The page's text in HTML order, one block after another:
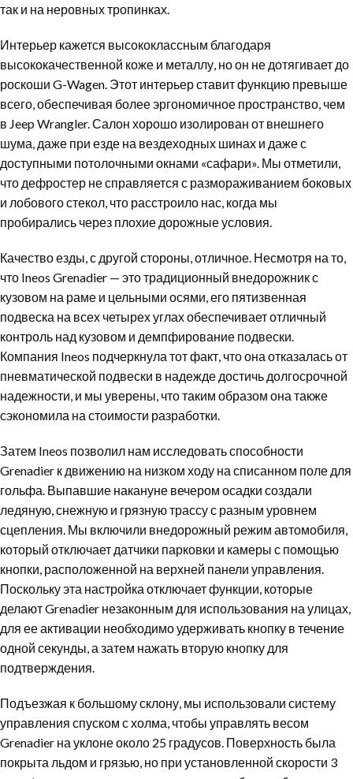
так и на неровных тропинках.
Интерьер кажется высококлассным благодаря
высококачественной коже и металлу, но он не дотягивает до
роскоши G-Wagen. Этот интерьер ставит функцию превыше
всего, обеспечивая более эргономичное пространство, чем
в Jeep Wrangler. Салон хорошо изолирован от внешнего
шума, даже при езде на вездеходных шинах и даже с
доступными потолочными окнами «сафари». Мы отметили,
что дефростер не справляется с размораживанием боковых
и лобового стекол, что расстроило нас, когда мы
пробирались через плохие дорожные условия.
Качество езды, с другой стороны, отличное. Несмотря на то,
что Ineos Grenadier — это традиционный внедорожник с
кузовом на раме и цельными осями, его пятизвенная
подвеска на всех четырех углах обеспечивает отличный
контроль над кузовом и демпфирование подвески.
Компания Ineos подчеркнула тот факт, что она отказалась от
пневматической подвески в надежде достичь долгосрочной
надежности, и мы уверены, что таким образом она также
сэкономила на стоимости разработки.
Затем Ineos позволил нам исследовать способности
Grenadier к движению на низком ходу на списанном поле для
гольфа. Выпавшие накануне вечером осадки создали
ледяную, снежную и грязную трассу с разным уровнем
сцепления. Мы включили внедорожный режим автомобиля,
который отключает датчики парковки и камеры с помощью
кнопки, расположенной на верхней панели управления.
Поскольку эта настройка отключает функции, которые
делают Grenadier незаконным для использования на улицах,
для ее активации необходимо удерживать кнопку в течение
одной секунды, а затем нажать вторую кнопку для
подтверждения.
Подъезжая к большому склону, мы использовали систему
управления спуском с холма, чтобы управлять весом
Grenadier на уклоне около 25 градусов. Поверхность была
покрыта льдом и грязью, но при установленной скорости 3